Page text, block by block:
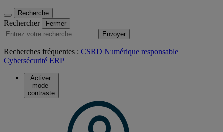
Recherche
Rechercher
Fermer
Envoyer
Recherches fréquentes : CSRD Numérique responsable
Cybersécurité ERP
Activer
mode
contraste